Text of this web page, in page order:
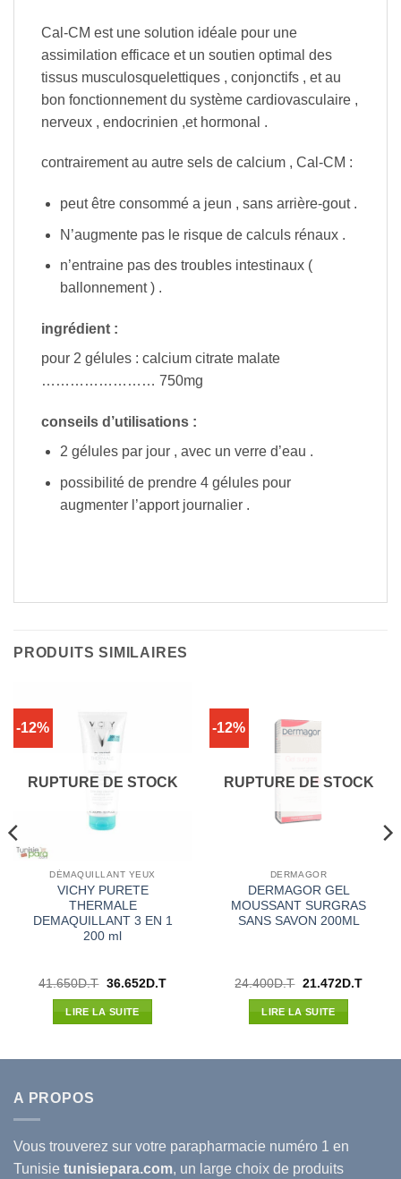
Cal-CM est une solution idéale pour une
assimilation efficace et un soutien optimal des
tissus musculosquelettiques , conjonctifs , et au
bon fonctionnement du système cardiovasculaire ,
nerveux , endocrinien ,et hormonal .
contrairement au autre sels de calcium , Cal-CM :
peut être consommé a jeun , sans arrière-gout .
N’augmente pas le risque de calculs rénaux .
n’entraine pas des troubles intestinaux (
ballonnement ) .
ingrédient :
pour 2 gélules : calcium citrate malate
…………………… 750mg
conseils d’utilisations :
2 gélules par jour , avec un verre d’eau .
possibilité de prendre 4 gélules pour
augmenter l’apport journalier .
PRODUITS SIMILAIRES
-12%
RUPTURE DE STOCK
DÉMAQUILLANT YEUX
VICHY PURETE
THERMALE
DEMAQUILLANT 3 EN 1
200 ml
41.650D.T Le
initial
était :
36.652D.TLe
LIRE LA SUITE
-12%
RUPTURE DE STOCK
DERMAGOR
DERMAGOR GEL
MOUSSANT SURGRAS
SANS SAVON 200ML
24.400D.T Le
initial
était :
21.472D.TLe
LIRE LA SUITE
A PROPOS
Vous trouverez sur votre parapharmacie numéro 1 en
Tunisie tunisiepara.com, un large choix de produits